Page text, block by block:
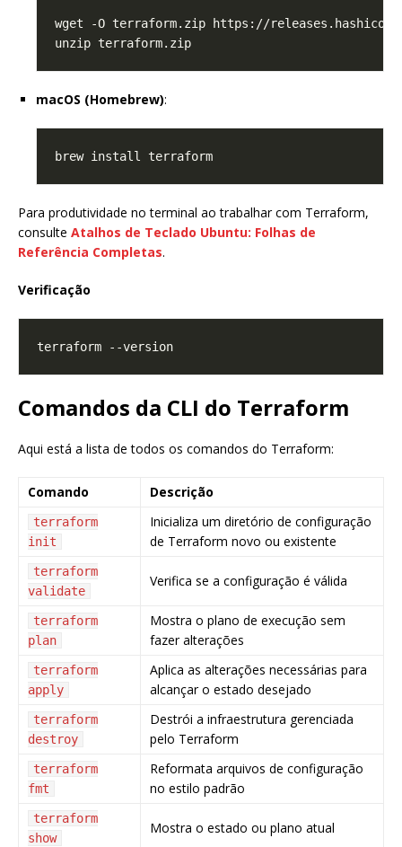
macOS (Homebrew):
Para produtividade no terminal ao trabalhar com Terraform,
consulte Atalhos de Teclado Ubuntu: Folhas de
Referência Completas.
Verificação
Comandos da CLI do Terraform
Aqui está a lista de todos os comandos do Terraform:
Comando Descrição
terraform
init
Inicializa um diretório de configuração
de Terraform novo ou existente
terraform
validate
Verifica se a configuração é válida
terraform
plan
Mostra o plano de execução sem
fazer alterações
terraform
apply
Aplica as alterações necessárias para
alcançar o estado desejado
terraform
destroy
Destrói a infraestrutura gerenciada
pelo Terraform
terraform
fmt
Reformata arquivos de configuração
no estilo padrão
terraform
show
Mostra o estado ou plano atual